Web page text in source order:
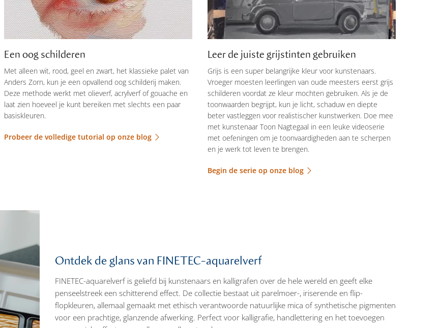
Een oog schilderen
Met alleen wit, rood, geel en zwart, het klassieke palet van
Anders Zorn, kun je een opvallend oog schilderij maken.
Deze methode werkt met olieverf, acrylverf of gouache en
laat zien hoeveel je kunt bereiken met slechts een paar
basiskleuren.
Probeer de volledige tutorial op onze blog
Leer de juiste grijstinten gebruiken
Grijs is een super belangrijke kleur voor kunstenaars.
Vroeger moesten leerlingen van oude meesters eerst grijs
schilderen voordat ze kleur mochten gebruiken. Als je de
toonwaarden begrijpt, kun je licht, schaduw en diepte
beter vastleggen voor realistischer kunstwerken. Doe mee
met kunstenaar Toon Nagtegaal in een leuke videoserie
met oefeningen om je toonvaardigheden aan te scherpen
en je werk tot leven te brengen.
Begin de serie op onze blog
Ontdek de glans van FINETEC-aquarelverf
FINETEC-aquarelverf is geliefd bij kunstenaars en kalligrafen over de hele wereld en geeft elke
penseelstreek een schitterend effect. De collectie bestaat uit parelmoer-, iriserende en flip-
flopkleuren, allemaal gemaakt met ethisch verantwoorde natuurlijke mica of synthetische pigmenten
voor een prachtige, glanzende afwerking. Perfect voor kalligrafie, handlettering en het toevoegen